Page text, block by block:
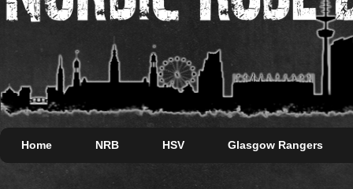
Home NRB HSV Glasgow Rangers